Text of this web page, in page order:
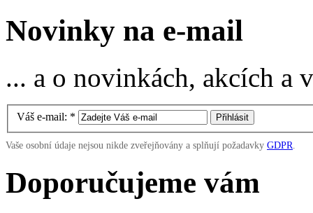
Novinky na e-mail
... a o novinkách, akcích
Váš e-mail: *
Vaše osobní údaje nejsou nikde zveřejňovány a splňují požadavky GDPR
Doporučujeme vám